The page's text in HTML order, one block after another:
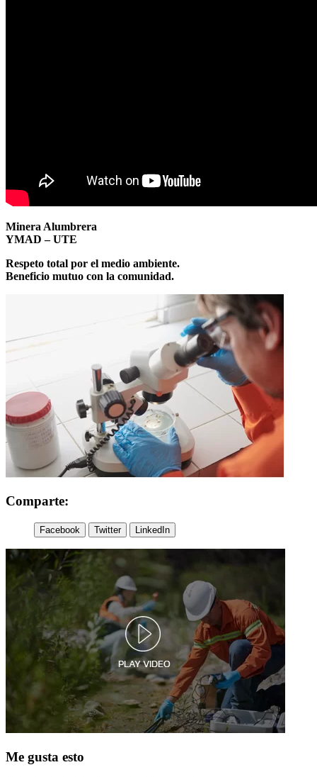
Minera Alumbrera
YMAD – UTE
Respeto total por el medio ambiente.
Beneficio mutuo con la comunidad.
Comparte:
Facebook Twitter LinkedIn
Me gusta esto